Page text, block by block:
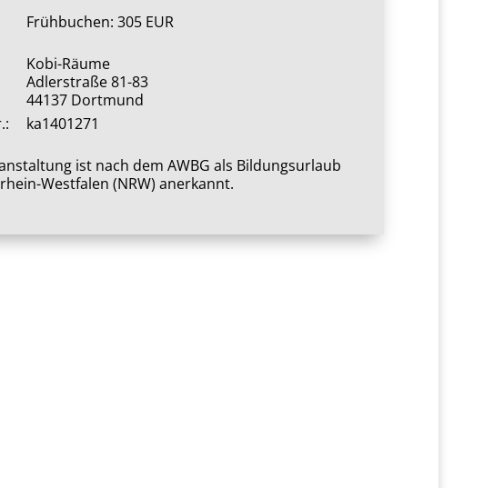
Frühbuchen: 305 EUR
Kobi-Räume
Adlerstraße 81-83
44137 Dortmund
ka1401271
ist nach dem AWBG als Bildungsurlaub
Westfalen (NRW) anerkannt.